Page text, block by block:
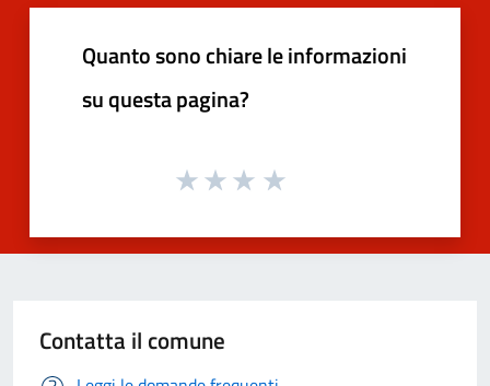
Quanto sono chiare le informazioni
su questa pagina?
Contatta il comune